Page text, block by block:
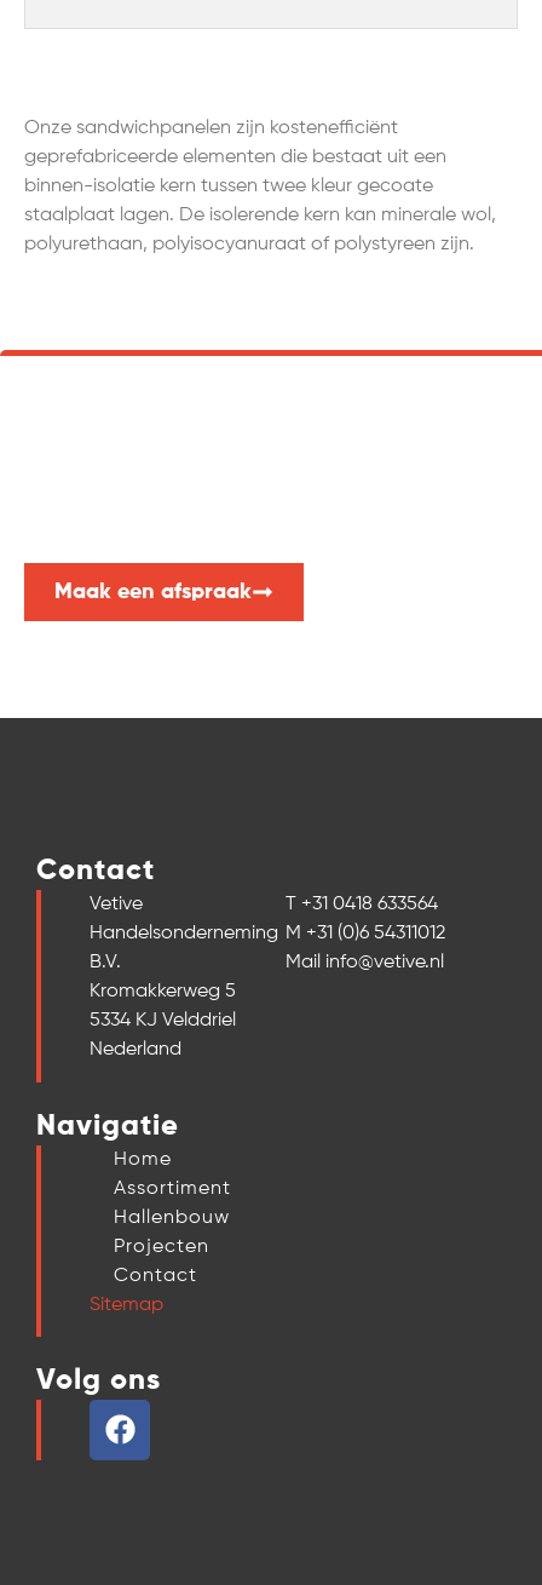
Onze sandwichpanelen zijn kostenefficiënt
geprefabriceerde elementen die bestaat uit een
binnen-isolatie kern tussen twee kleur gecoate
staalplaat lagen. De isolerende kern kan minerale wol,
polyurethaan, polyisocyanuraat of polystyreen zijn.
Maak een afspraak
Contact
Vetive
Handelsonderneming
B.V.
Kromakkerweg 5
5334 KJ Velddriel
Nederland
T +31 0418 633564
M +31 (0)6 54311012
Mail info@vetive.nl
Navigatie
Home
Assortiment
Hallenbouw
Projecten
Contact
Sitemap
Volg ons